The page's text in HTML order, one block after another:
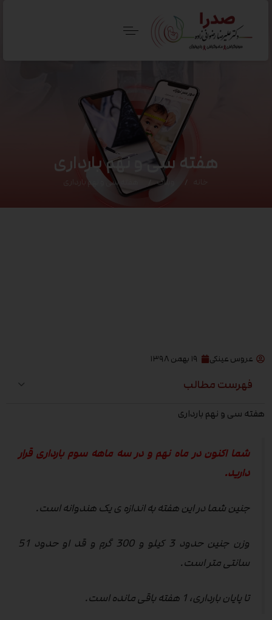
هفته سی و نهم بارداری
وبلاگ هفته سی و نهم بارداری
عروس عینکی ۱۹ بهمن ۱۳۹۸
فهرست مطالب
هفته سی و نهم بارداری
شما اکنون در ماه نهم و در سه ماهه سوم بارداری قرار
دارید.
جنین شما در این هفته به اندازه ی یک هندوانه است.
وزن جنین حدود 3 کیلو و 300 گرم و قد او حدود 51
سانتی متر است.
تا پایان بارداری، 1 هفته باقی مانده است.